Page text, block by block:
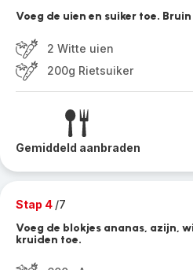
Voeg de uien en suiker toe.
2 Witte uien
200g Rietsuiker
Gemiddeld aanbraden
Stap 4 /7
Voeg de blokjes ananas, azijn,
kruiden toe.